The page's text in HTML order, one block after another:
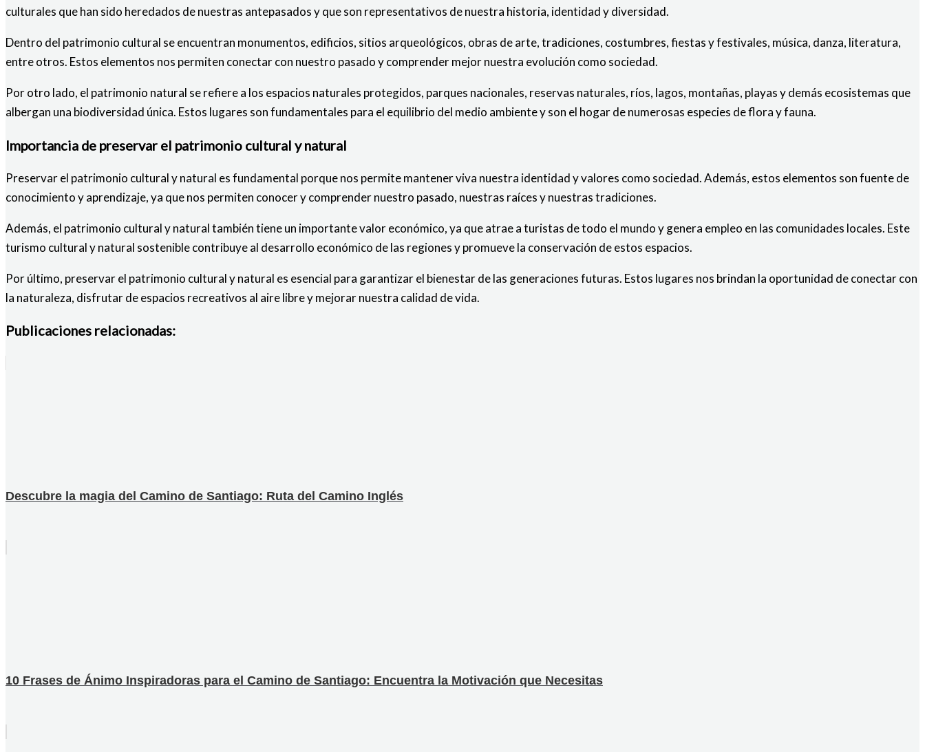
culturales que han sido heredados de nuestras antepasados y que son representativos de nuestra historia, identidad y diversidad.
Dentro del patrimonio cultural se encuentran monumentos, edificios, sitios arqueológicos, obras de arte, tradiciones, costumbres, fiestas y festivales, música, danza, literatura,
entre otros. Estos elementos nos permiten conectar con nuestro pasado y comprender mejor nuestra evolución como sociedad.
Por otro lado, el patrimonio natural se refiere a los espacios naturales protegidos, parques nacionales, reservas naturales, ríos, lagos, montañas, playas y demás ecosistemas que
albergan una biodiversidad única. Estos lugares son fundamentales para el equilibrio del medio ambiente y son el hogar de numerosas especies de flora y fauna.
Importancia de preservar el patrimonio cultural y natural
Preservar el patrimonio cultural y natural es fundamental porque nos permite mantener viva nuestra identidad y valores como sociedad. Además, estos elementos son fuente de
conocimiento y aprendizaje, ya que nos permiten conocer y comprender nuestro pasado, nuestras raíces y nuestras tradiciones.
Además, el patrimonio cultural y natural también tiene un importante valor económico, ya que atrae a turistas de todo el mundo y genera empleo en las comunidades locales. Este
turismo cultural y natural sostenible contribuye al desarrollo económico de las regiones y promueve la conservación de estos espacios.
Por último, preservar el patrimonio cultural y natural es esencial para garantizar el bienestar de las generaciones futuras. Estos lugares nos brindan la oportunidad de conectar con
la naturaleza, disfrutar de espacios recreativos al aire libre y mejorar nuestra calidad de vida.
Publicaciones relacionadas:
Descubre la magia del Camino de Santiago: Ruta del Camino Inglés
10 Frases de Ánimo Inspiradoras para el Camino de Santiago: Encuentra la Motivación que Necesitas